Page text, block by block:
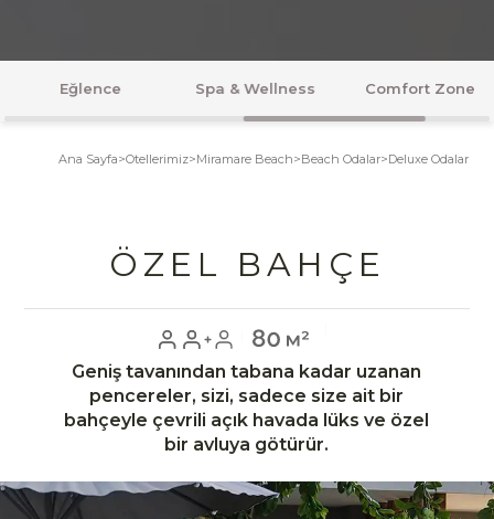
Spa & Wellness Comfort Zone Balayı
Ana Sayfa>Otellerimiz>Miramare Beach>Beach Odalar>Deluxe Odalar
TERAS & JAKUZI
Deluxe Oda'nın terasında yer alan jakuzi
ile konforu her an hissedip, güne deniz ve
doğa manzarası ile uyanabilirsiniz.